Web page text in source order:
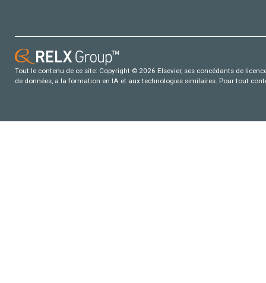
Tout le contenu de ce site: Copyright © 2026 Elsevier, ses concédants de
de données, a la formation en IA et aux technologies similaires. Pour tout